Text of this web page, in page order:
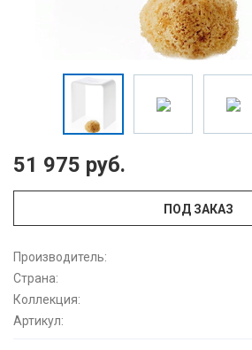
51 975 руб.
ПОД ЗАКАЗ
Производитель:
Страна:
Коллекция:
Артикул: